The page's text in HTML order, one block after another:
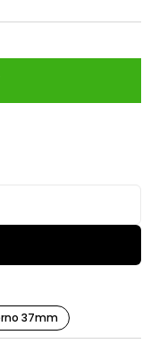
37mm